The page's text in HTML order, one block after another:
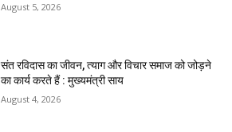
August 5, 2026
संत रविदास का जीवन, त्याग और विचार समाज को जोड़ने
का कार्य करते हैं : मुख्यमंत्री साय
August 4, 2026